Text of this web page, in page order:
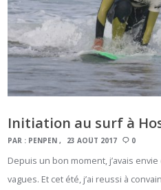
Initiation au surf à
PAR : PENPEN 23 AOÛT 2017 0
Depuis un bon moment, j’avais
vagues. Et cet été, j’ai reussi à